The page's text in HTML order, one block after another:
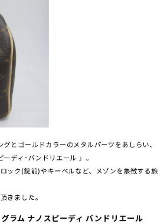
とゴールドカラーのメタルパーツをあしらい、
ディ･バンドリエール 」。
ック(錠前)やキーベルなど、メゾンを象徴する旅
きました。
ム ナノスピーディ バンドリエール